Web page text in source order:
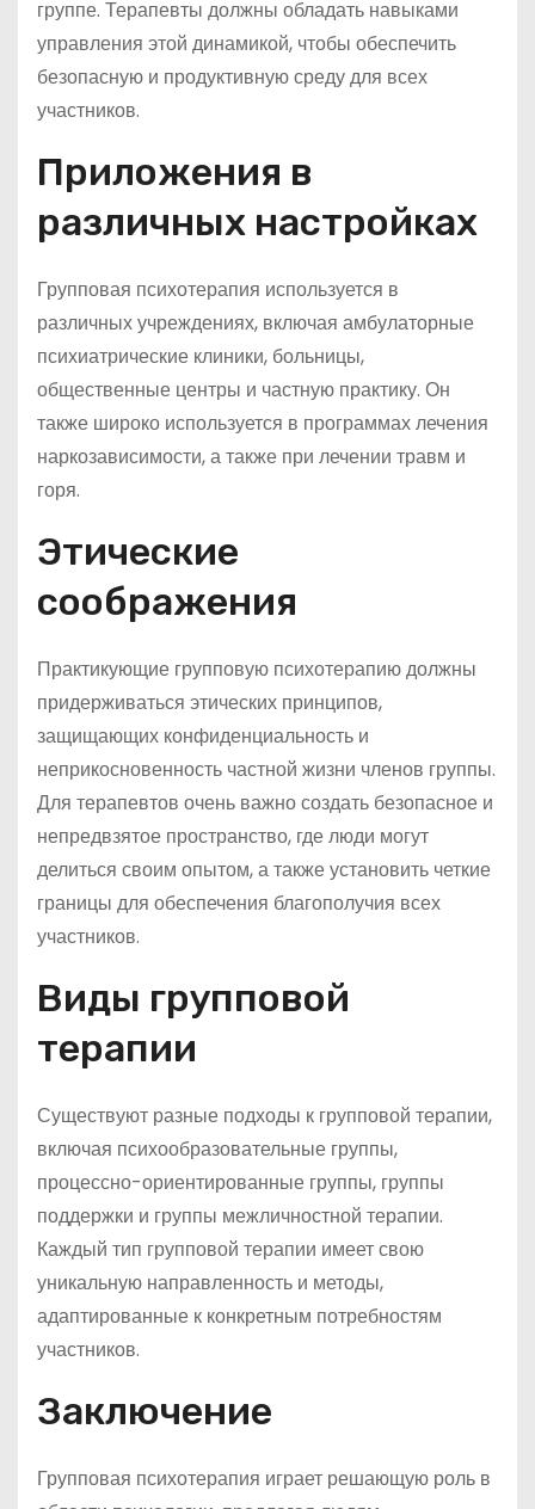
группе. Терапевты должны обладать навыками
управления этой динамикой, чтобы обеспечить
безопасную и продуктивную среду для всех
участников.
Приложения в
различных настройках
Групповая психотерапия используется в
различных учреждениях, включая амбулаторные
психиатрические клиники, больницы,
общественные центры и частную практику. Он
также широко используется в программах лечения
наркозависимости, а также при лечении травм и
горя.
Этические
соображения
Практикующие групповую психотерапию должны
придерживаться этических принципов,
защищающих конфиденциальность и
неприкосновенность частной жизни членов группы.
Для терапевтов очень важно создать безопасное и
непредвзятое пространство, где люди могут
делиться своим опытом, а также установить четкие
границы для обеспечения благополучия всех
участников.
Виды групповой
терапии
Существуют разные подходы к групповой терапии,
включая психообразовательные группы,
процессно-ориентированные группы, группы
поддержки и группы межличностной терапии.
Каждый тип групповой терапии имеет свою
уникальную направленность и методы,
адаптированные к конкретным потребностям
участников.
Заключение
Групповая психотерапия играет решающую роль в